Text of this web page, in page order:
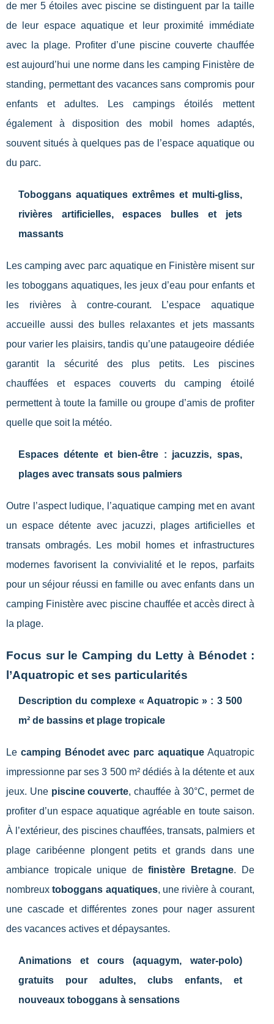
de mer 5 étoiles avec piscine se distinguent par la taille
de leur espace aquatique et leur proximité immédiate
avec la plage. Profiter d’une piscine couverte chauffée
est aujourd’hui une norme dans les camping Finistère de
standing, permettant des vacances sans compromis pour
enfants et adultes. Les campings étoilés mettent
également à disposition des mobil homes adaptés,
souvent situés à quelques pas de l’espace aquatique ou
du parc.
Toboggans aquatiques extrêmes et multi-gliss,
rivières artificielles, espaces bulles et jets
massants
Les camping avec parc aquatique en Finistère misent sur
les toboggans aquatiques, les jeux d’eau pour enfants et
les rivières à contre-courant. L’espace aquatique
accueille aussi des bulles relaxantes et jets massants
pour varier les plaisirs, tandis qu’une pataugeoire dédiée
garantit la sécurité des plus petits. Les piscines
chauffées et espaces couverts du camping étoilé
permettent à toute la famille ou groupe d’amis de profiter
quelle que soit la météo.
Espaces détente et bien-être : jacuzzis, spas,
plages avec transats sous palmiers
Outre l’aspect ludique, l’aquatique camping met en avant
un espace détente avec jacuzzi, plages artificielles et
transats ombragés. Les mobil homes et infrastructures
modernes favorisent la convivialité et le repos, parfaits
pour un séjour réussi en famille ou avec enfants dans un
camping Finistère avec piscine chauffée et accès direct à
la plage.
Focus sur le Camping du Letty à Bénodet :
l’Aquatropic et ses particularités
Description du complexe « Aquatropic » : 3 500
m² de bassins et plage tropicale
Le camping Bénodet avec parc aquatiqueAquatropic
impressionne par ses 3 500 m² dédiés à la détente et aux
jeux. Une piscine couverte, chauffée à 30°C, permet de
profiter d’un espace aquatique agréable en toute saison.
À l’extérieur, des piscines chauffées, transats, palmiers et
plage caribéenne plongent petits et grands dans une
ambiance tropicale unique definistère Bretagne. De
nombreuxtoboggans aquatiques, une rivière à courant,
une cascade et différentes zones pour nager assurent
des vacances actives et dépaysantes.
Animations et cours (aquagym, water-polo)
gratuits pour adultes, clubs enfants, et
nouveaux toboggans à sensations